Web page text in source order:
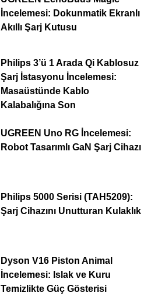
İncelemesi: Dokunmatik Ekranlı
Akıllı Şarj Kutusu
Philips 3’ü 1 Arada Qi Kablosuz
Şarj İstasyonu İncelemesi:
Masaüstünde Kablo
Kalabalığına Son
UGREEN Uno RG İncelemesi:
Robot Tasarımlı GaN Şarj Cihazı
Philips 5000 Serisi (TAH5209):
Şarj Cihazını Unutturan Kulaklık
Dyson V16 Piston Animal
İncelemesi: Islak ve Kuru
Temizlikte Güç Gösterisi